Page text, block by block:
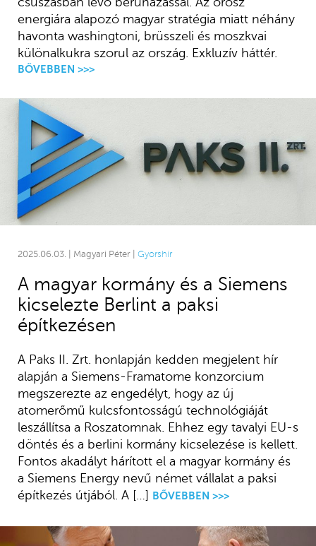
energiára alapozó magyar stratégia miatt néhány
havonta washingtoni, brüsszeli és moszkvai
különalkukra szorul az ország. Exkluzív háttér.
BŐVEBBEN >>>
2025.06.03. | Magyari Péter | Gyorshír
A magyar kormány és a Siemens
kicselezte Berlint a paksi
építkezésen
A Paks II. Zrt. honlapján kedden megjelent hír
alapján a Siemens-Framatome konzorcium
megszerezte az engedélyt, hogy az új
atomerőmű kulcsfontosságú technológiáját
leszállítsa a Roszatomnak. Ehhez egy tavalyi EU-s
döntés és a berlini kormány kicselezése is kellett.
Fontos akadályt hárított el a magyar kormány és
a Siemens Energy nevű német vállalat a paksi
építkezés útjából. A […]
BŐVEBBEN >>>